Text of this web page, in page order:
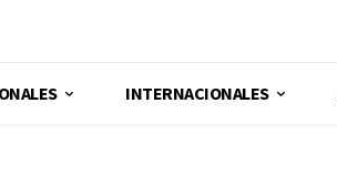
INTERNACIONALES